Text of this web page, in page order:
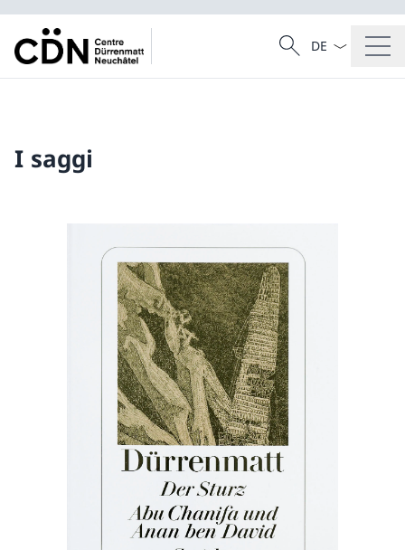
Cercare
Ricerca
Dal menu a
I saggi